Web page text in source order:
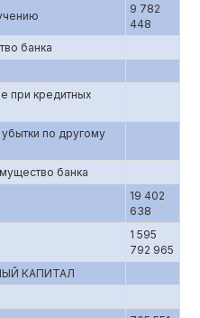
9 782
448
банка
при кредитных
по другому
банка
19 402
638
1 595
792 965
КАПИТАЛ